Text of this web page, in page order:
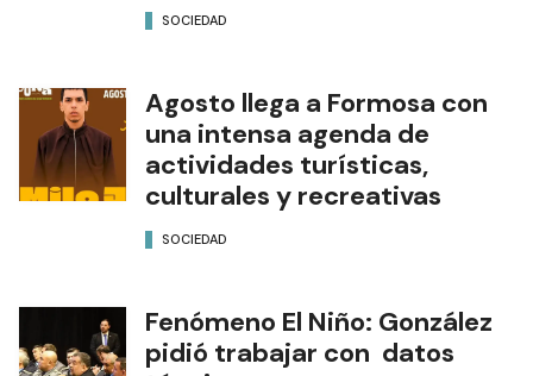
SOCIEDAD
Agosto llega a Formosa con
una intensa agenda de
actividades turísticas,
culturales y recreativas
SOCIEDAD
Fenómeno El Niño: González
pidió trabajar con datos